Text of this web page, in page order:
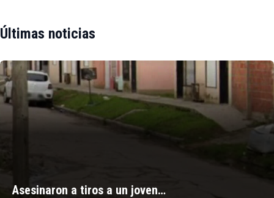
Últimas noticias
Asesinaron a tiros a un joven…